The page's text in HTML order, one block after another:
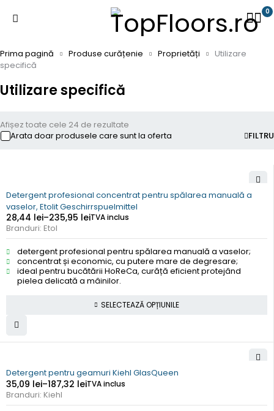
0
Utilizare specifică
Prima pagină Produse curățenie Proprietăți
Utilizare
specifică
FILTRU
Afișez toate cele 24 de rezultate
Arata doar produsele care sunt la oferta
Detergent profesional concentrat pentru spălarea manuală a
vaselor, Etolit Geschirrspuelmittel
28,44 lei–235,95 leiTVA inclus
Branduri: Etol
detergent profesional pentru spălarea manuală a vaselor;
concentrat și economic, cu putere mare de degresare;
ideal pentru bucătării HoReCa, curăță eficient protejând
pielea delicată a mâinilor.
SELECTEAZĂ OPȚIUNILE
Detergent pentru geamuri Kiehl GlasQueen
35,09 lei–187,32 leiTVA inclus
Branduri: Kiehl